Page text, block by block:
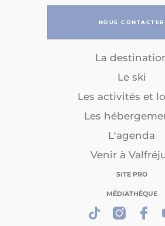
NOUS CONTACTER
La
Le ski
Les activités et
Les
L'agenda
Venir à
SITE PRO
MÉDIATHÈQUE